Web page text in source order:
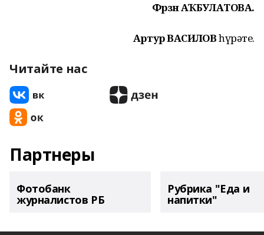
Фәрзәнә АҠБУЛАТОВА.
Артур ВАСИЛОВһүрәте.
Читайте нас
Партнеры
Фотобанк
журналистов РБ
Рубрика "Еда и
напитки"